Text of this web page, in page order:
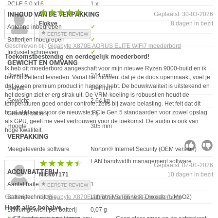
PCI-E 5.0 x16
1 x
INHOUD VAN DE VERPAKKING
Eigenschap Waarde
Antenne inbegrepen
✓︎
Batterijen inbegrepen
✓︎
Inclusief schroeven
✓︎
GEWICHT EN OMVANG
Eigenschap Waarde
Breedte
244 mm
Diepte
244 mm
Gewicht
2,64 kg
Gewicht batterij
3 g
Hoogte
305 mm
VERPAKKING
Eigenschap Waarde
Meegeleverde software
Norton® Internet Security (OEM version)
LAN bandwidth management software
ACCU/BATTERIJ
Eigenschap Waarde
Aantal batterijcellen
1
Batterijtechnologie
Lithium-Manganese Dioxide (LiMnO2)
Lithiumgewicht per batterij
0,07 g
★★★★★
★★★★★
Flokye
EERSTE REVIEW
Geschreven bij: Gigabyte X870E AORUS ELITE WIFI7 moederbord
Geplaatst: 30-03-2026
8 dagen in bezit
Toekomstbestendig en oerdegelijk moederbord!
Ik heb dit moederbord aangeschaft voor mijn nieuwe Ryzen 9000-build en ik
ben ontzettend tevreden. Vanaf het moment dat je de doos openmaakt, voel je
dat je een premium product in handen hebt. De bouwkwaliteit is uitstekend en
het design ziet er erg strak uit. De VRM-koeling is robuust en houdt de
temperaturen goed onder controle, zelfs bij zware belasting. Het feit dat dit
bord al klaar is voor de nieuwste PCIe Gen 5 standaarden voor zowel opslag
als GPU, geeft me veel vertrouwen voor de toekomst. De audio is ook van
hoge kwaliteit.
★★★★★
★★★★★
Nick67171
EERSTE REVIEW
Geschreven bij:Gigabyte X870E AORUS ELITE WIFI7 moederbord
Geplaatst: 07-01-2026
10 dagen in bezit
Heeft alles behalve...